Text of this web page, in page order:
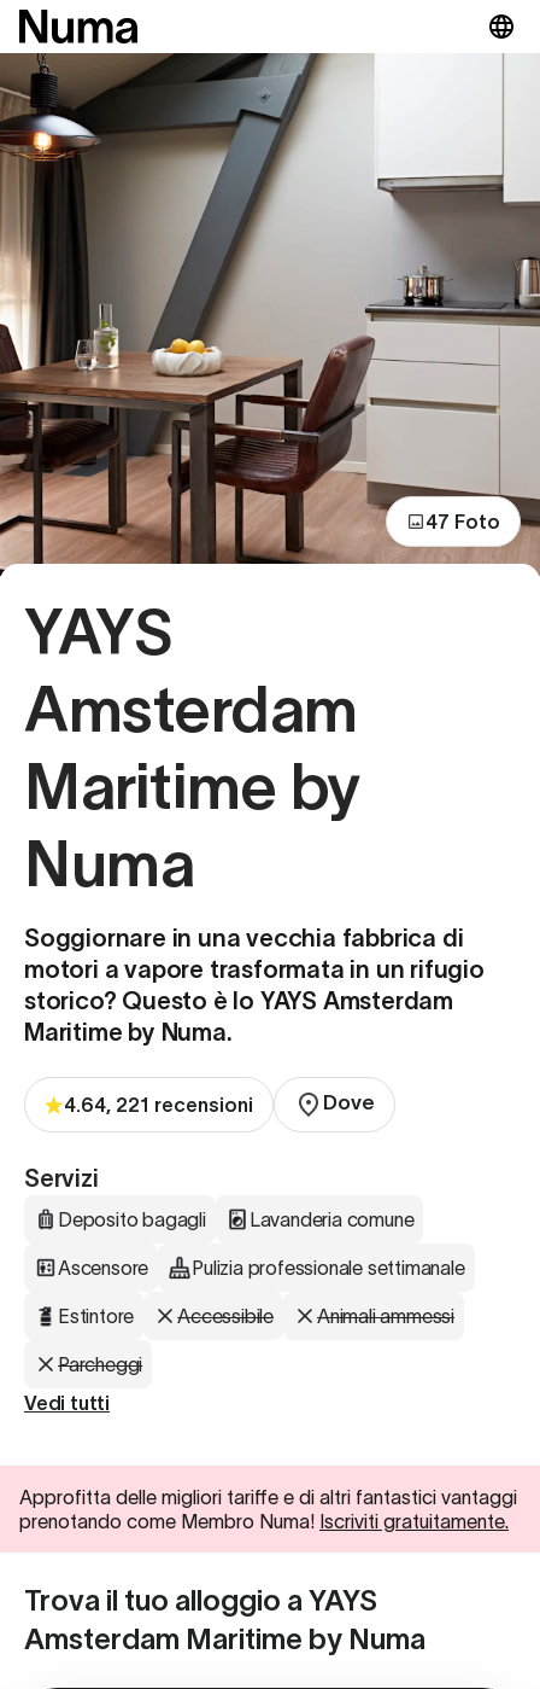
47 Foto
YAYS
Amsterdam
Maritime by
Numa
Soggiornare in una vecchia fabbrica di
motori a vapore trasformata in un rifugio
storico? Questo è lo YAYS Amsterdam
Maritime by Numa.
4.64, 221 recensioni Dove
Servizi
Deposito bagagli Lavanderia comune
Ascensore Pulizia professionale settimanale
Estintore Accessibile Animali ammessi
Parcheggi
Vedi tutti
Approfitta delle migliori tariffe e di altri fantastici vantaggi
prenotando come Membro Numa! Iscriviti gratuitamente.
Trova il tuo alloggio a YAYS
Amsterdam Maritime by Numa